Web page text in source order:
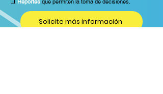
📊 Reportes que permiten la toma de decisiones.
Solicite más información